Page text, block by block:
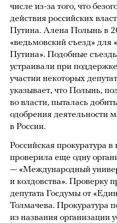
числе из-за того, что
действия российских
Путина. Алена Полынь в
«ведьмовский съезд» для
Путина». Подобные
устраивали при
участии некоторых
указывает, что Полынь,
во власти, пыталась
одобрения деятельности
в России.
Российская прокуратура в
проверила еще одну
— «Международный
и колдовства». Проверку
депутата Госдумы от
Толмачева. Прокуратура
из названия организации